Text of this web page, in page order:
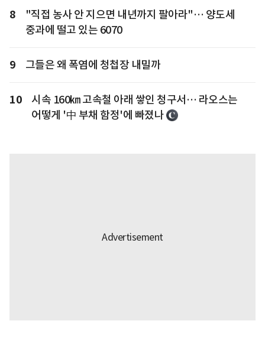
8
"직접 농사 안 지으면 내년까지 팔아라"… 양도세
중과에 떨고 있는 6070
9 그들은 왜 폭염에 청첩장 내밀까
10
시속 160㎞ 고속철 아래 쌓인 청구서… 라오스는
어떻게 '中 부채 함정'에 빠졌나